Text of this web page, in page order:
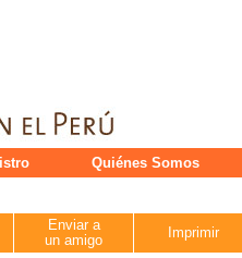
Quiénes Somos
Enviar a
un amigo
Imprimir